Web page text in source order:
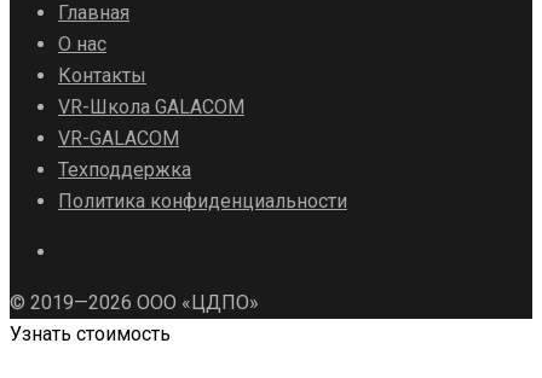
Главная
О нас
Контакты
VR-Школа GALACOM
VR-GALACOM
Техподдержка
Политика конфиденциальности
© 2019—2026 ООО «ЦДПО»
Узнать стоимость